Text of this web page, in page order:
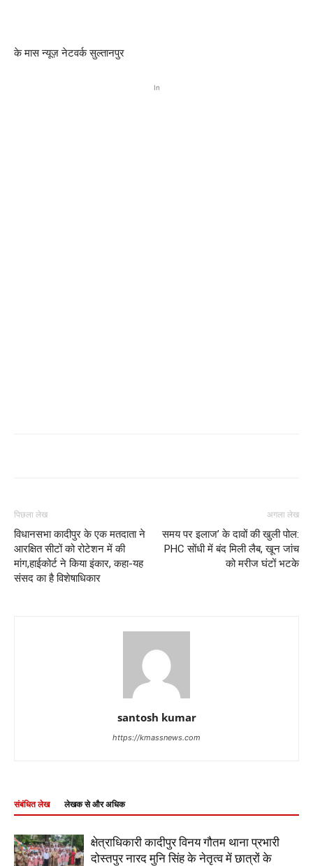
के मास न्यूज़ नेटवर्क सुल्तानपुर
In
पिछला लेख
विधानसभा कादीपुर के एक मतदाता ने
आरक्षित सीटों को रोटेशन में की
मांग,हाईकोर्ट ने किया इंकार, कहा-यह
संसद का है विशेषाधिकार
अगला लेख
समय पर इलाज’ के दावों की खुली पोल:
PHC सोंधी में बंद मिली लैब, खून जांच
को मरीज घंटों भटके
santosh kumar
https://kmassnews.com
संबंधित लेख लेखक से और अधिक
क्षेत्राधिकारी कादीपुर विनय गौतम थाना प्रभारी
दोस्तपुर नारद मुनि सिंह के नेतृत्व में छात्रों के